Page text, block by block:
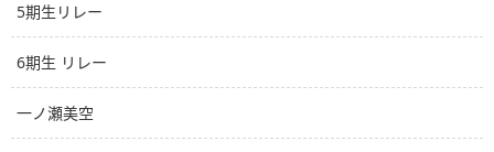
5期生リレー
6期生 リレー
一ノ瀬美空